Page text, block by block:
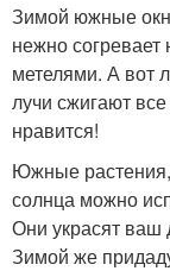
Зимой южные
нежно
метелями. А вот
лучи сжигают
нравится!
Южные
солнца можно
Они украсят ваш
Зимой же